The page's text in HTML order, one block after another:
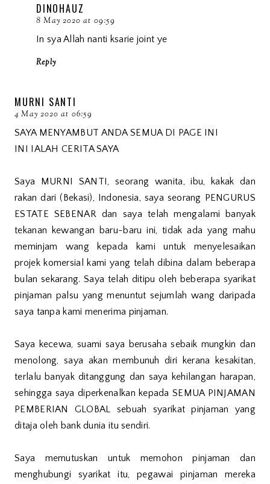
DINOHAUZ
8 May 2020 at 09:59
In sya Allah nanti ksarie joint ye
Reply
MURNI SANTI
4 May 2020 at 06:59
SAYA MENYAMBUT ANDA SEMUA DI PAGE INI
INI IALAH CERITA SAYA
Saya MURNI SANTI, seorang wanita, ibu, kakak dan
rakan dari (Bekasi), Indonesia, saya seorang PENGURUS
ESTATE SEBENAR dan saya telah mengalami banyak
tekanan kewangan baru-baru ini, tidak ada yang mahu
meminjam wang kepada kami untuk menyelesaikan
projek komersial kami yang telah dibina dalam beberapa
bulan sekarang. Saya telah ditipu oleh beberapa syarikat
pinjaman palsu yang menuntut sejumlah wang daripada
saya tanpa kami menerima pinjaman.
Saya kecewa, suami saya berusaha sebaik mungkin dan
menolong, saya akan membunuh diri kerana kesakitan,
terlalu banyak ditanggung dan saya kehilangan harapan,
sehingga saya diperkenalkan kepada SEMUA PINJAMAN
PEMBERIAN GLOBAL sebuah syarikat pinjaman yang
ditaja oleh bank dunia itu sendiri.
Saya memutuskan untuk memohon pinjaman dan
menghubungi syarikat itu, pegawai pinjaman mereka